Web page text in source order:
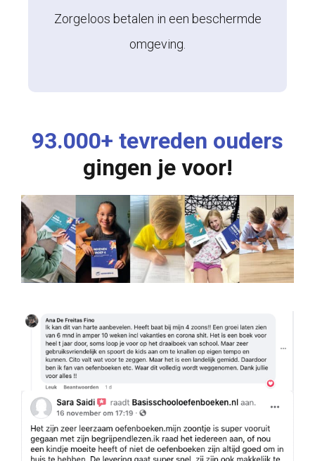
Zorgeloos betalen in een beschermde
omgeving.
93.000+ tevreden ouders
gingen je voor!